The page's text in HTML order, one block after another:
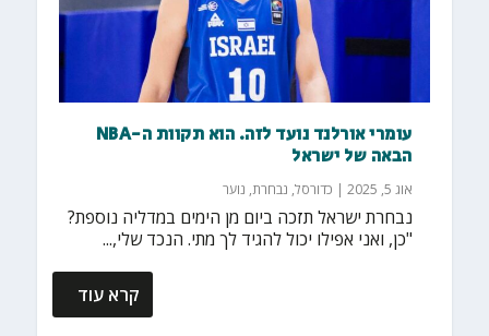
עומרי אורלנד נועד לזה. הוא תקוות ה-NBA
הבאה של ישראל
אוג 5, 2025 | כדורסל, נבחרת, נוער
נבחרת ישראל תזכה ביום מן הימים במדליה נוספת?
"כן, ואני אפילו יכול להגיד לך מתי. הנכד שלי,...
קרא עוד